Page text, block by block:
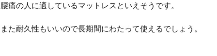
腰痛の人に適しているマットレスといえそうです。
また耐久性もいいので長期間にわたって使えるでしょう。